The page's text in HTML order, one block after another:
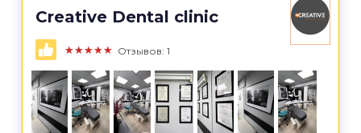
Creative Dental clinic
★★★★★ Отзывов: 1